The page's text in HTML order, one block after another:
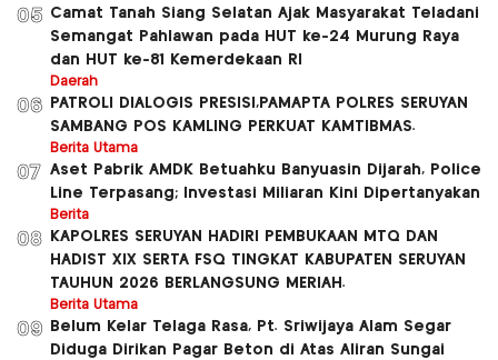
05 Camat Tanah Siang Selatan Ajak Masyarakat Teladani
Semangat Pahlawan pada HUT ke-24 Murung Raya
dan HUT ke-81 Kemerdekaan RI
Daerah
06
PATROLI DIALOGIS PRESISI,PAMAPTA POLRES SERUYAN
SAMBANG POS KAMLING PERKUAT KAMTIBMAS.
Berita Utama
07
Aset Pabrik AMDK Betuahku Banyuasin Dijarah, Police
Line Terpasang; Investasi Miliaran Kini Dipertanyakan
Berita
08
KAPOLRES SERUYAN HADIRI PEMBUKAAN MTQ DAN
HADIST XlX SERTA FSQ TINGKAT KABUPATEN SERUYAN
TAUHUN 2026 BERLANGSUNG MERIAH.
Berita Utama
09
Belum Kelar Telaga Rasa, Pt. Sriwijaya Alam Segar
Diduga Dirikan Pagar Beton di Atas Aliran Sungai